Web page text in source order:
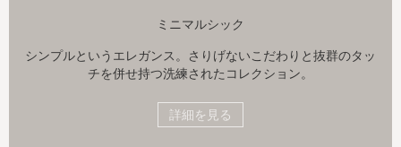
ミニマルシック
シンプルというエレガンス。さりげないこだわりと抜群のタッ
チを併せ持つ洗練されたコレクション。
詳細を見る